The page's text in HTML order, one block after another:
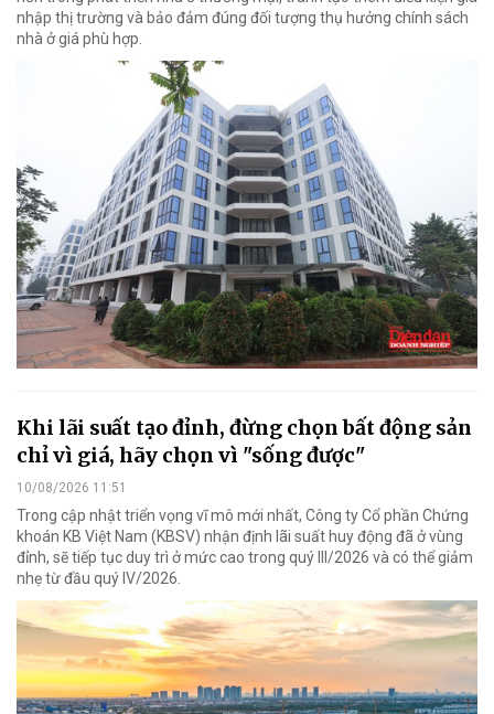
nhập thị trường và bảo đảm đúng đối tượng thụ hưởng chính sách
nhà ở giá phù hợp.
Khi lãi suất tạo đỉnh, đừng chọn bất động sản
chỉ vì giá, hãy chọn vì "sống được"
10/08/2026 11:51
Trong cập nhật triển vọng vĩ mô mới nhất, Công ty Cổ phần Chứng
khoán KB Việt Nam (KBSV) nhận định lãi suất huy động đã ở vùng
đỉnh, sẽ tiếp tục duy trì ở mức cao trong quý III/2026 và có thể giảm
nhẹ từ đầu quý IV/2026.